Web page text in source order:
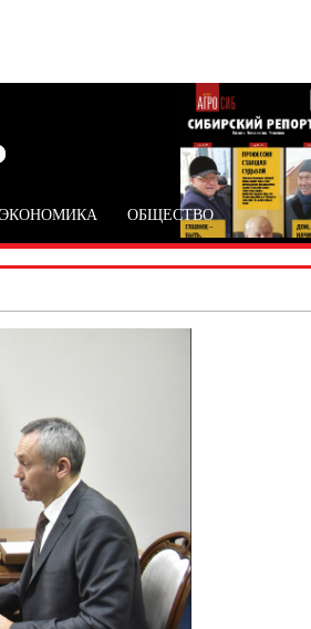
ЭКОНОМИКА ОБЩЕСТВО